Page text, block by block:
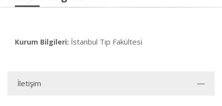
Kurum Bilgileri: İstanbul Tıp Fakültesi
İletişim